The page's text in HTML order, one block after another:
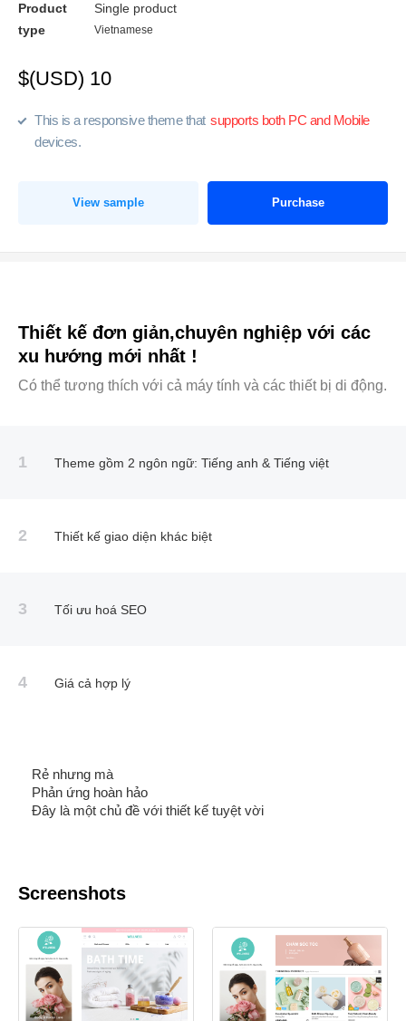
Product
type
Single product
Vietnamese
$(USD) 10
This is a responsive theme that supports both PC and Mobile
devices.
View sample Purchase
Thiết kế đơn giản,chuyên nghiệp với các
xu hướng mới nhất !
Có thể tương thích với cả máy tính và các thiết bị di động.
1 Theme gồm 2 ngôn ngữ: Tiếng anh & Tiếng việt
2 Thiết kế giao diện khác biệt
3 Tối ưu hoá SEO
4 Giá cả hợp lý
Rẻ nhưng mà
Phản ứng hoàn hảo
Đây là một chủ đề với thiết kế tuyệt vời
Screenshots